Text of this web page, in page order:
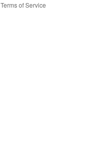
Terms of Service